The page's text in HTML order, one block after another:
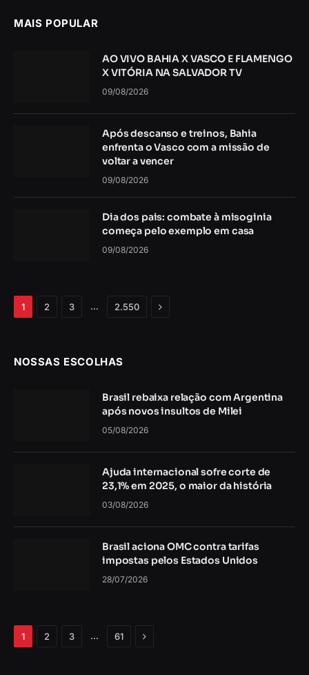
MAIS POPULAR
AO VIVO BAHIA X VASCO E FLAMENGO
X VITÓRIA NA SALVADOR TV
09/08/2026
Após descanso e treinos, Bahia
enfrenta o Vasco com a missão de
voltar a vencer
09/08/2026
Dia dos pais: combate à misoginia
começa pelo exemplo em casa
09/08/2026
1 2 3 … 2.550 Próximo
NOSSAS ESCOLHAS
Brasil rebaixa relação com Argentina
após novos insultos de Milei
05/08/2026
Ajuda internacional sofre corte de
23,1% em 2025, o maior da história
03/08/2026
Brasil aciona OMC contra tarifas
impostas pelos Estados Unidos
28/07/2026
1 2 3 … 61 Próximo